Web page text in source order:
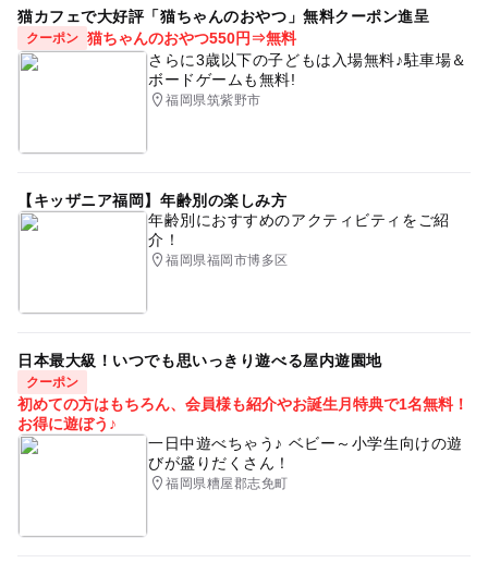
猫カフェで大好評「猫ちゃんのおやつ」無料クーポン進呈
クーポン 猫ちゃんのおやつ550円⇒無料
さらに3歳以下の子どもは入場無料♪駐車場＆
ボードゲームも無料!
福岡県筑紫野市
【キッザニア福岡】年齢別の楽しみ方
年齢別におすすめのアクティビティをご紹
介！
福岡県福岡市博多区
日本最大級！いつでも思いっきり遊べる屋内遊園地
クーポン
初めての方はもちろん、会員様も紹介やお誕生月特典で1名無料！
お得に遊ぼう♪
一日中遊べちゃう♪ ベビー～小学生向けの遊
びが盛りだくさん！
福岡県糟屋郡志免町